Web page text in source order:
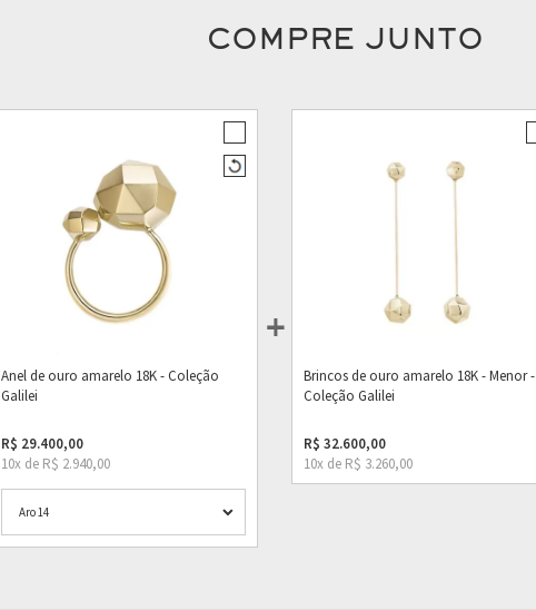
COMPRE JUNTO
Anel de ouro amarelo 18K - Coleção
Galilei
R$ 29.400,00
10x de R$ 2.940,00
Aro 14
Brincos de ouro amarelo 18K - Menor -
Coleção Galilei
R$ 32.600,00
10x de R$ 3.260,00